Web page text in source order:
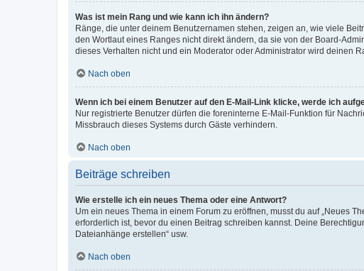
Was ist mein Rang und wie kann ich ihn ändern?
Ränge, die unter deinem Benutzernamen stehen, zeigen an, wie viele
den Wortlaut eines Ranges nicht direkt ändern, da sie von der Board-
dieses Verhalten nicht und ein Moderator oder Administrator wird deinen
Nach oben
Wenn ich bei einem Benutzer auf den E-Mail-Link klicke, werde ich
Nur registrierte Benutzer dürfen die foreninterne E-Mail-Funktion für
Missbrauch dieses Systems durch Gäste verhindern.
Nach oben
Beiträge schreiben
Wie erstelle ich ein neues Thema oder eine Antwort?
Um ein neues Thema in einem Forum zu eröffnen, musst du auf „Neues
erforderlich ist, bevor du einen Beitrag schreiben kannst. Deine
Dateianhänge erstellen“ usw.
Nach oben